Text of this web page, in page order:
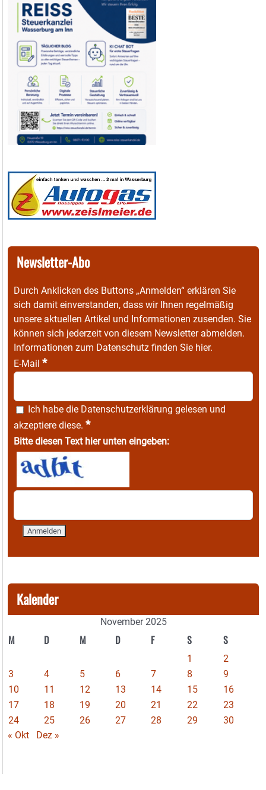
Newsletter-Abo
Durch Anklicken des Buttons „Anmelden“ erklären Sie
sich damit einverstanden, dass wir Ihnen regelmäßig
unsere aktuellen Artikel und Informationen zusenden. Sie
können sich jederzeit von diesem Newsletter abmelden.
Informationen zum Datenschutz finden Sie hier.
E-Mail *
Ich habe die Datenschutzerklärung gelesen und
akzeptiere diese. *
Bitte diesen Text hier unten eingeben:
Kalender
November 2025
M D M D F S S
1
2
3
4 5 6 7 8
9
10
11 12 13 14 15
16
17
18 19 20 21 22
23
24
25 26 27 28 29
30
« Okt
Dez »